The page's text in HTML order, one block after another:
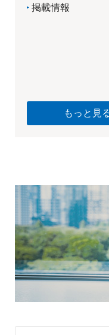
掲載情報
もっと見